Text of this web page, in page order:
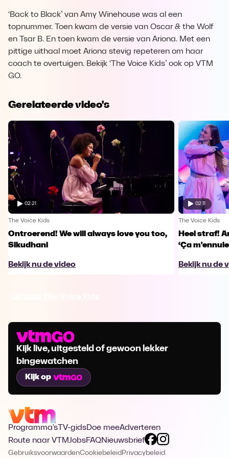
‘Back to Black’ van Amy Winehouse was al een
topnummer. Toen kwam de versie van Oscar & the Wolf
en Tsar B. En toen kwam de versie van Ariona. Met een
pittige uithaal moet Ariona stevig repeteren om haar
coach te overtuigen. Bekijk ‘The Voice Kids’ ook op VTM
GO.
Gerelateerde video's
02:21
The Voice Kids
Ontroerend! We will always love you too,
Sikudhani
Bekijk nu de video
02:11
The Voice Kids
Heel straf!
‘Ça
Bekijk nu de
Kijk live, uitgesteld of gewoon lekker
bingewatchen
Kijk op
Programma's TV-gidsDoe meeAdverteren
Route naar VTMJobsFAQNieuwsbrief
GebruiksvoorwaardenCookiebeleid Privacybeleid